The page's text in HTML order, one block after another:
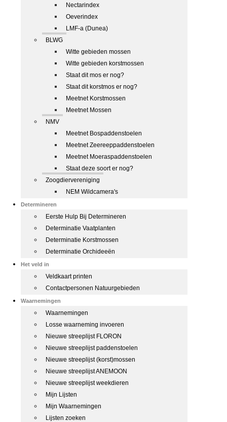
Nectarindex
Oeverindex
LMF-a (Dunea)
BLWG
Witte gebieden mossen
Witte gebieden korstmossen
Staat dit mos er nog?
Staat dit korstmos er nog?
Meetnet Korstmossen
Meetnet Mossen
NMV
Meetnet Bospaddenstoelen
Meetnet Zeereeppaddenstoelen
Meetnet Moeraspaddenstoelen
Staat deze soort er nog?
Zoogdiervereniging
NEM Wildcamera's
Determineren
Eerste Hulp Bij Determineren
Determinatie Vaatplanten
Determinatie Korstmossen
Determinatie Orchideeën
Het veld in
Veldkaart printen
Contactpersonen Natuurgebieden
Waarnemingen
Waarnemingen
Losse waarneming invoeren
Nieuwe streeplijst FLORON
Nieuwe streeplijst paddenstoelen
Nieuwe streeplijst (korst)mossen
Nieuwe streeplijst ANEMOON
Nieuwe streeplijst weekdieren
Mijn Lijsten
Mijn Waarnemingen
Lijsten zoeken